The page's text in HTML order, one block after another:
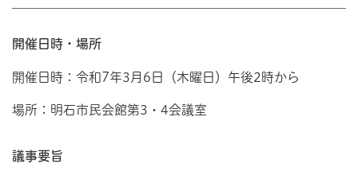
開催日時・場所
開催日時：令和7年3月6日（木曜日）午後2時から
場所：明石市民会館第3・4会議室
議事要旨